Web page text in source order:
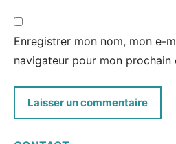
Enregistrer mon nom, mon e-
navigateur pour mon prochain